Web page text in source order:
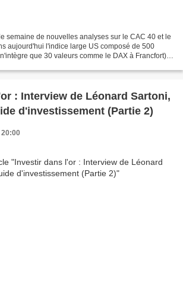
semaine de nouvelles analyses sur le CAC 40 et le
aujourd'hui l'indice large US composé de 500
que 30 valeurs comme le DAX à Francfort) :
: Interview de Léonard Sartoni,
d'investissement (Partie 2)
20:00